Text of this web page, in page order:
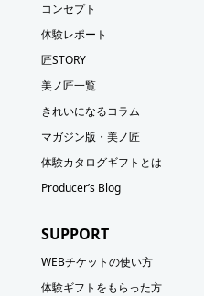
コンセプト
体験レポート
匠STORY
美ノ匠一覧
きれいになるコラム
マガジン版・美ノ匠
体験カタログギフトとは
Producer’s Blog
SUPPORT
WEBチケットの使い方
体験ギフトをもらった方